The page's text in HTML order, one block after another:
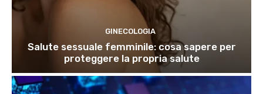
GINECOLOGIA
Salute sessuale femminile: cosa sapere per
proteggere la propria salute